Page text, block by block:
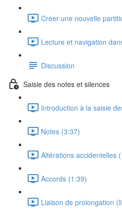
Créer une nouvelle
Lecture et navigation
Discussion
Saisie des notes et silences
Introduction à la saisie
Notes (3:37)
Altérations accidentelles
Accords (1:39)
Liaison de prolongation